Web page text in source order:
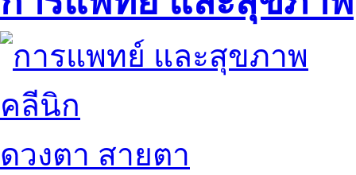
คลีนิก
ดวงตา สายตา